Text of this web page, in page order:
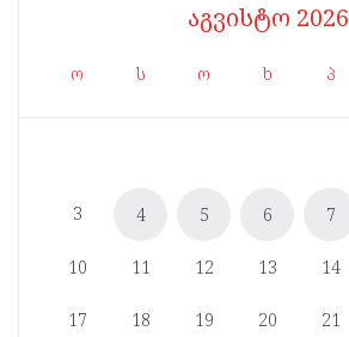
აგვისტო 2026
ო ს ო ხ პ
3 4 5 6 7
10 11 12 13 14
17 18 19 20 21